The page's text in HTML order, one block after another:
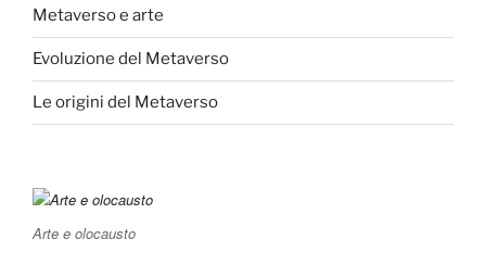
Metaverso e arte
Evoluzione del Metaverso
Le origini del Metaverso
Arte e olocausto